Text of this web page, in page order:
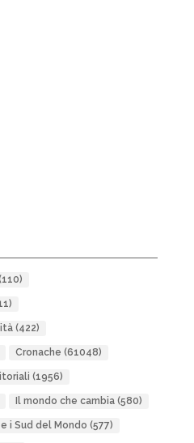
(422)
Cronache (61048)
(1956)
Il mondo che cambia(580)
e i Sud del Mondo (577)